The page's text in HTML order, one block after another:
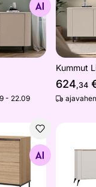
- 22.09
Kummut
624,34
cm